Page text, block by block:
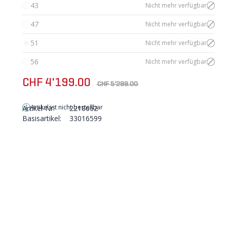
43
Nicht mehr verfügbar
47 Nicht mehr verfügbar
51 Nicht mehr verfügbar
56 Nicht mehr verfügbar
CHF 4'199.00 CHF 5'299.00
Artikel ist nicht bestellbar
Artikel-Nr:
2210662
Basisartikel:
33016599